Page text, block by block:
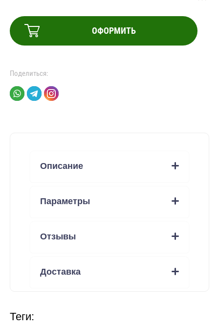
ОФОРМИТЬ
Поделиться:
Описание
Параметры
Отзывы
Доставка
теги: